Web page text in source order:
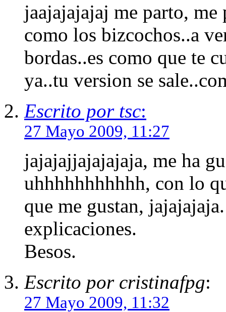
jaajajajajaj me parto, me
como los bizcochos..a
bordas..es como que te
ya..tu version se
Escrito por tsc:
27 Mayo 2009, 11:27
jajajajjajajajaja, me ha
uhhhhhhhhhhh, con lo
que me gustan,
explicaciones.
Besos.
Escrito por cristinafpg:
27 Mayo 2009, 11:32